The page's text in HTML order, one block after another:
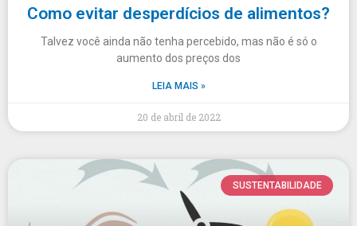
Como evitar desperdícios de alimentos?
Talvez você ainda não tenha percebido, mas não é só o
aumento dos preços dos
LEIA MAIS »
20 de abril de 2022
SUSTENTABILIDADE